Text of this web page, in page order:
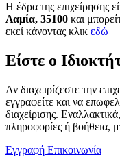
H έδρα της επιχείρησης
Λαμία, 35100 και
εκεί κάνοντας κλικ εδώ
Είστε ο
Αν διαχειρίζεστε την
εγγραφείτε και να
διαχείρισης.
πληροφορίες ή βοήθεια,
Εγγραφή Επικοινωνία